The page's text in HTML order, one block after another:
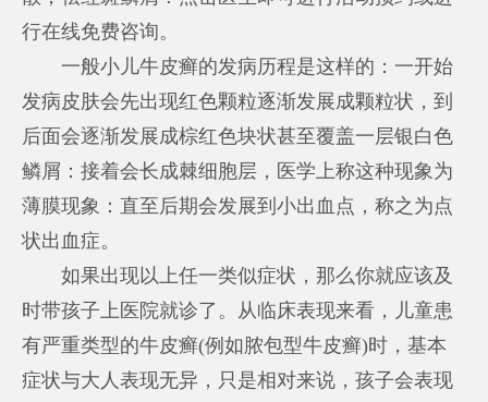
行在线免费咨询。
一般小儿牛皮癣的发病历程是这样的：一开始
发病皮肤会先出现红色颗粒逐渐发展成颗粒状，到
后面会逐渐发展成棕红色块状甚至覆盖一层银白色
鳞屑：接着会长成棘细胞层，医学上称这种现象为
薄膜现象：直至后期会发展到小出血点，称之为点
状出血症。
如果出现以上任一类似症状，那么你就应该及
时带孩子上医院就诊了。从临床表现来看，儿童患
有严重类型的牛皮癣(例如脓包型牛皮癣)时，基本
症状与大人表现无异，只是相对来说，孩子会表现